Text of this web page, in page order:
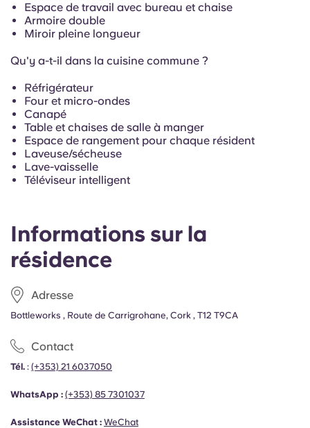
Informations sur la
résidence
Adresse
Bottleworks , Route de Carrigrohane, Cork , T12 T9CA
Contact
Tél. : (+353) 21 6037050
WhatsApp : (+353) 85 7301037
Assistance WeChat : WeChat
Espace de travail avec bureau et chaise
Armoire double
Miroir pleine longueur
Qu'y a-t-il dans la cuisine commune ?
Réfrigérateur
Four et micro-ondes
Canapé
Table et chaises de salle à manger
Espace de rangement pour chaque résident
Laveuse/sécheuse
Lave-vaisselle
Téléviseur intelligent